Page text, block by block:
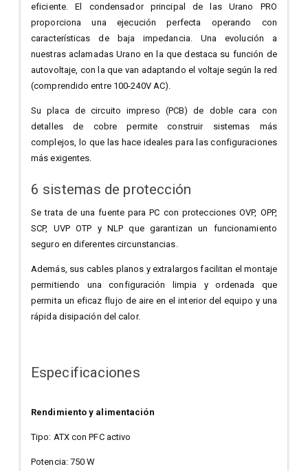
eficiente. El condensador principal de las Urano PRO
proporciona una ejecución perfecta operando con
características de baja impedancia. Una evolución a
nuestras aclamadas Urano en la que destaca su función de
autovoltaje, con la que van adaptando el voltaje según la red
(comprendido entre 100-240V AC).
Su placa de circuito impreso (PCB) de doble cara con
detalles de cobre permite construir sistemas más
complejos, lo que las hace ideales para las configuraciones
más exigentes.
6 sistemas de protección
Se trata de una fuente para PC con protecciones OVP, OPP,
SCP, UVP OTP y NLP que garantizan un funcionamiento
seguro en diferentes circunstancias.
Además, sus cables planos y extralargos facilitan el montaje
permitiendo una configuración limpia y ordenada que
permita un eficaz flujo de aire en el interior del equipo y una
rápida disipación del calor.
Especificaciones
Rendimiento y alimentación
Tipo: ATX con PFC activo
Potencia: 750 W